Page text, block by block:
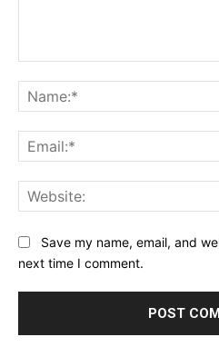
Save my name, email, and
next time I comment.